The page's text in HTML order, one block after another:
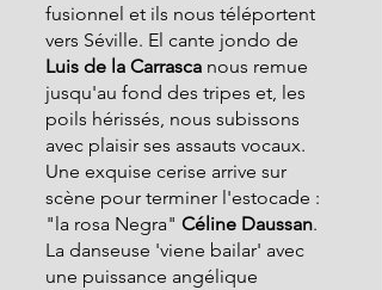
fusionnel et ils nous téléportent
vers Séville. El cante jondo de
Luis de la Carrasca nous remue
jusqu'au fond des tripes et, les
poils hérissés, nous subissons
avec plaisir ses assauts vocaux.
Une exquise cerise arrive sur
scène pour terminer l'estocade :
"la rosa Negra" Céline Daussan.
La danseuse 'viene bailar' avec
une puissance angélique